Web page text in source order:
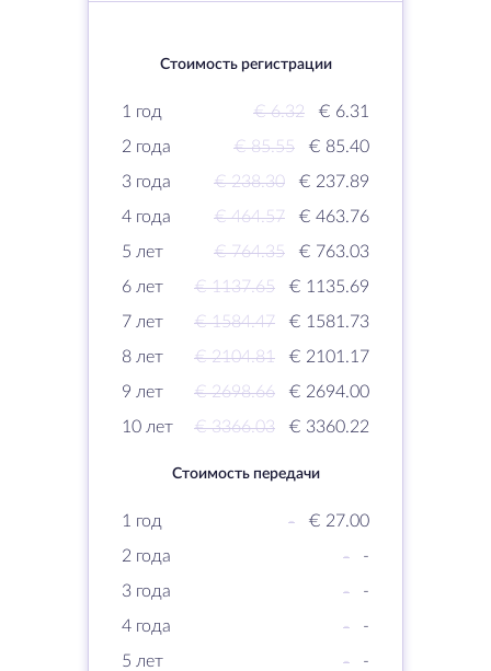
Стоимость регистрации
1 год € 6.32
€ 6.31
2 года
€ 85.55
€ 85.40
3 года
€ 238.30
€ 237.89
4 года
€ 464.57
€ 463.76
5 лет
€ 764.35
€ 763.03
6 лет
€ 1137.65
€ 1135.69
7 лет
€ 1584.47
€ 1581.73
8 лет
€ 2104.81
€ 2101.17
9 лет
€ 2698.66
€ 2694.00
10 лет
€ 3366.03 € 3360.22
Стоимость передачи
1 год -
€ 27.00
2 года
-
-
3 года
-
-
4 года
-
-
5 лет
-
-